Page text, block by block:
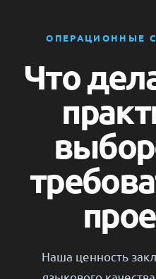
ОПЕРАЦИОННЫЕ
Что
Наша ценность